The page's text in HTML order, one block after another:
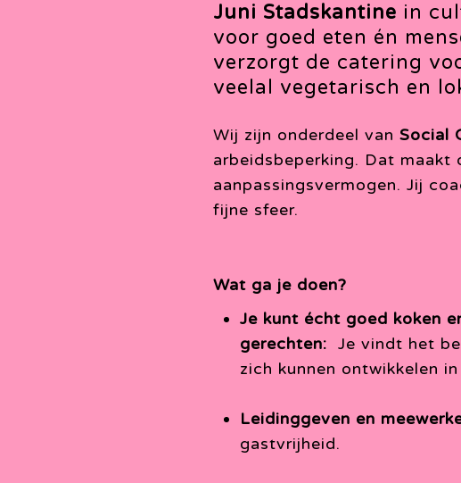
Juni Stadskantine in
voor goed eten én
verzorgt de catering
veelal vegetarisch en
Wij zijn onderdeel van Social
arbeidsbeperking. Dat maakt
aanpassingsvermogen. Jij
fijne sfeer.
Wat ga je doen?
Je kunt écht goed koken
gerechten: Je vindt het
zich kunnen ontwikkelen
Leidinggeven en
gastvrijheid.